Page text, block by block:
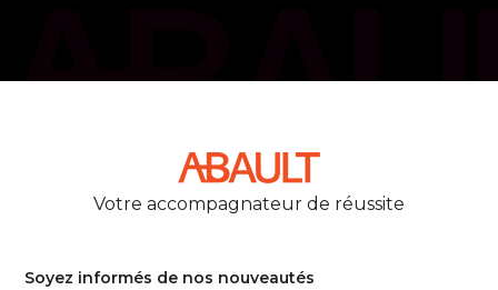
Votre accompagnateur de réussite
Soyez informés de nos nouveautés